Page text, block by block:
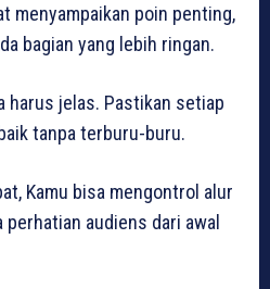
menyampaikan poin penting,
bagian yang lebih ringan.
harus jelas. Pastikan setiap
tanpa terburu-buru.
Kamu bisa mengontrol alur
audiens dari awal